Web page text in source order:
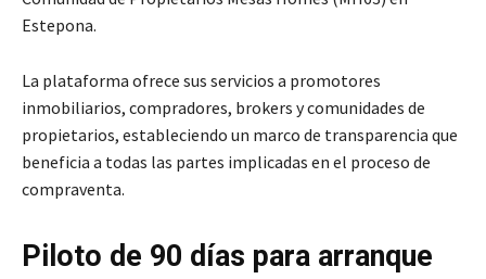
Estepona.
La plataforma ofrece sus servicios a promotores
inmobiliarios, compradores, brokers y comunidades de
propietarios, estableciendo un marco de transparencia que
beneficia a todas las partes implicadas en el proceso de
compraventa.
Piloto de 90 días para arranque